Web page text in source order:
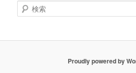
検
索
Proudly powered by